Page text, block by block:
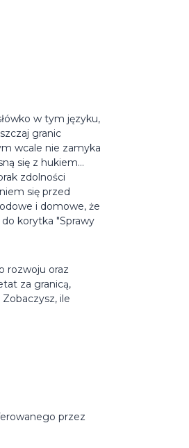
w tym języku,
granic
wcale nie zamyka
się z hukiem…
zdolności
się przed
i domowe, że
korytka "Sprawy
rozwoju oraz
za granicą,
ile
przez